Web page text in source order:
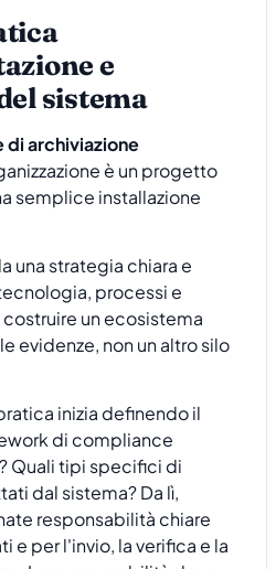
e
sistema
archiviazione
è un progetto
semplice installazione
una strategia chiara e
processi e
un ecosistema
evidenze, non un altro silo
inizia definendo il
di compliance
Quali tipi specifici di
dal sistema? Da lì,
responsabilità chiare
e per l'invio, la verifica e la